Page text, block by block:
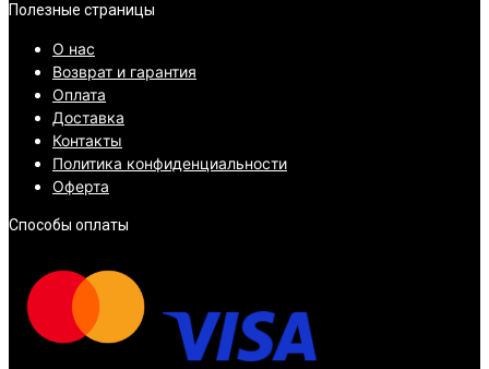
Полезные страницы
О нас
Возврат и гарантия
Оплата
Доставка
Контакты
Политика конфиденциальности
Оферта
Способы оплаты